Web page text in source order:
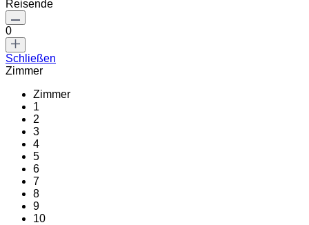
Reisende
0
Schließen
Zimmer
Zimmer
1
2
3
4
5
6
7
8
9
10